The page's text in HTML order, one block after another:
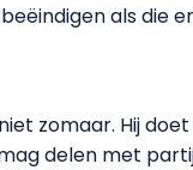
als die
zomaar. Hij
delen met